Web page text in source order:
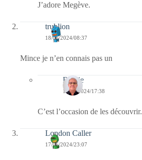
J’adore Megève.
trublion
18/06/2024/08:37
Mince je n’en connais pas un
Bernie
19/06/2024/17:38
C’est l’occasion de les découvrir.
London Caller
17/06/2024/23:07